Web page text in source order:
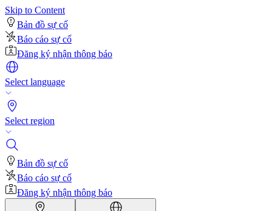
Skip to Content
Bản đồ sự cố
Báo cáo sự cố
Đăng ký nhận thông báo
Select language
Select region
Bản đồ sự cố
Báo cáo sự cố
Đăng ký nhận thông báo